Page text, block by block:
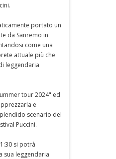
portato un
da Sanremo in
come una
attuale più che
leggendaria
tour 2024" ed
e
scenario del
Puccini.
si potrà
sua leggendaria